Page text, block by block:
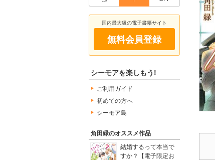
国内最大級の電子書籍サイト
無料会員登録
シーモアを楽しもう!
ご利用ガイド
初めての方へ
シーモア島
角田緑のオススメ作品
結婚するって本当で
すか？【電子限定お